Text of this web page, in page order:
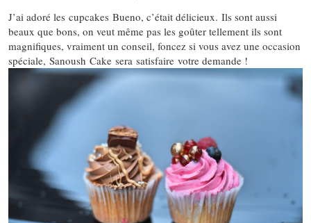
J’ai adoré les cupcakes Bueno, c’était délicieux. Ils sont aussi
beaux que bons, on veut même pas les goûter tellement ils sont
magnifiques, vraiment un conseil, foncez si vous avez une occasion
spéciale, Sanoush Cake sera satisfaire votre demande !